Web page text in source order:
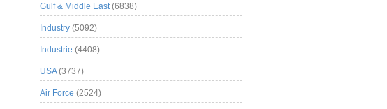
Gulf & Middle East(6838)
Industry (5092)
Industrie (4408)
USA(3737)
Air Force (2524)